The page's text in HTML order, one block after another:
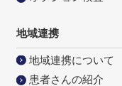
地域連携
地域連携について
患者さんの紹介